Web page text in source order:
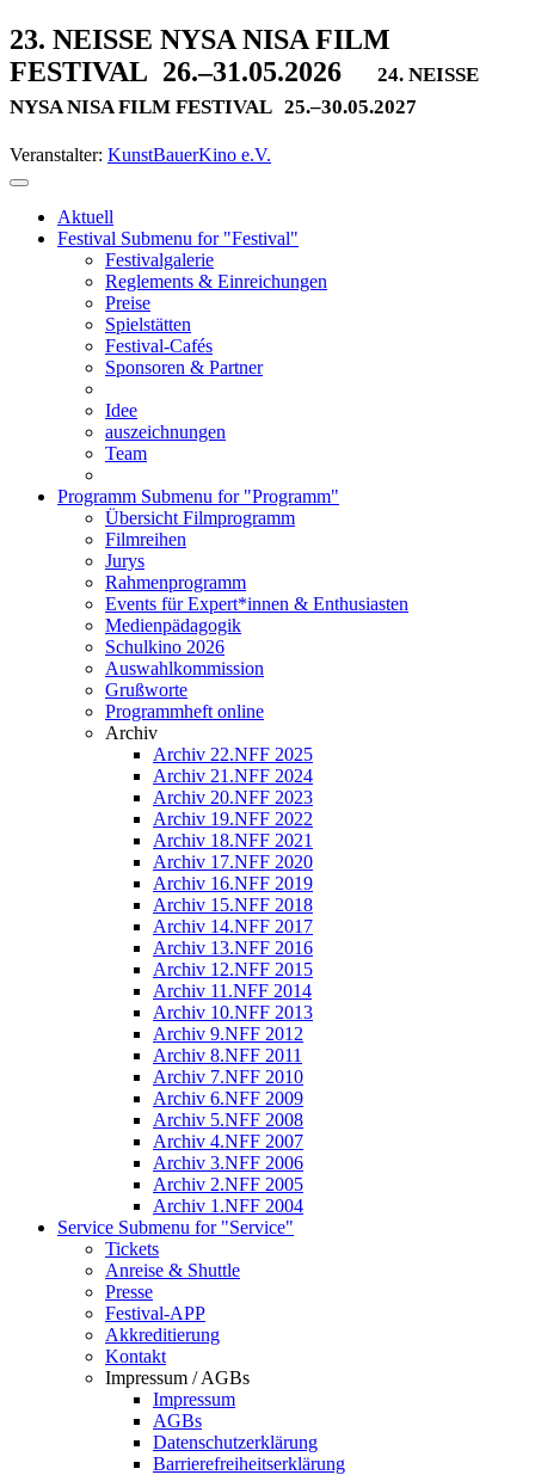
23. NEISSE NYSA NISA FILM
FESTIVAL 26.–31.05.2026
24. NEISSE
NYSA NISA FILM FESTIVAL 25.–30.05.2027
Veranstalter: KunstBauerKino e.V.
Aktuell
Festival Submenu for "Festival"
Festivalgalerie
Reglements & Einreichungen
Preise
Spielstätten
Festival-Cafés
Sponsoren & Partner
Idee
auszeichnungen
Team
Programm Submenu for "Programm"
Übersicht Filmprogramm
Filmreihen
Jurys
Rahmenprogramm
Events für Expert*innen & Enthusiasten
Medienpädagogik
Schulkino 2026
Auswahlkommission
Grußworte
Programmheft online
Archiv
Archiv 22.NFF 2025
Archiv 21.NFF 2024
Archiv 20.NFF 2023
Archiv 19.NFF 2022
Archiv 18.NFF 2021
Archiv 17.NFF 2020
Archiv 16.NFF 2019
Archiv 15.NFF 2018
Archiv 14.NFF 2017
Archiv 13.NFF 2016
Archiv 12.NFF 2015
Archiv 11.NFF 2014
Archiv 10.NFF 2013
Archiv 9.NFF 2012
Archiv 8.NFF 2011
Archiv 7.NFF 2010
Archiv 6.NFF 2009
Archiv 5.NFF 2008
Archiv 4.NFF 2007
Archiv 3.NFF 2006
Archiv 2.NFF 2005
Archiv 1.NFF 2004
Service Submenu for "Service"
Tickets
Anreise & Shuttle
Presse
Festival-APP
Akkreditierung
Kontakt
Impressum / AGBs
Impressum
AGBs
Datenschutzerklärung
Barrierefreiheitserklärung